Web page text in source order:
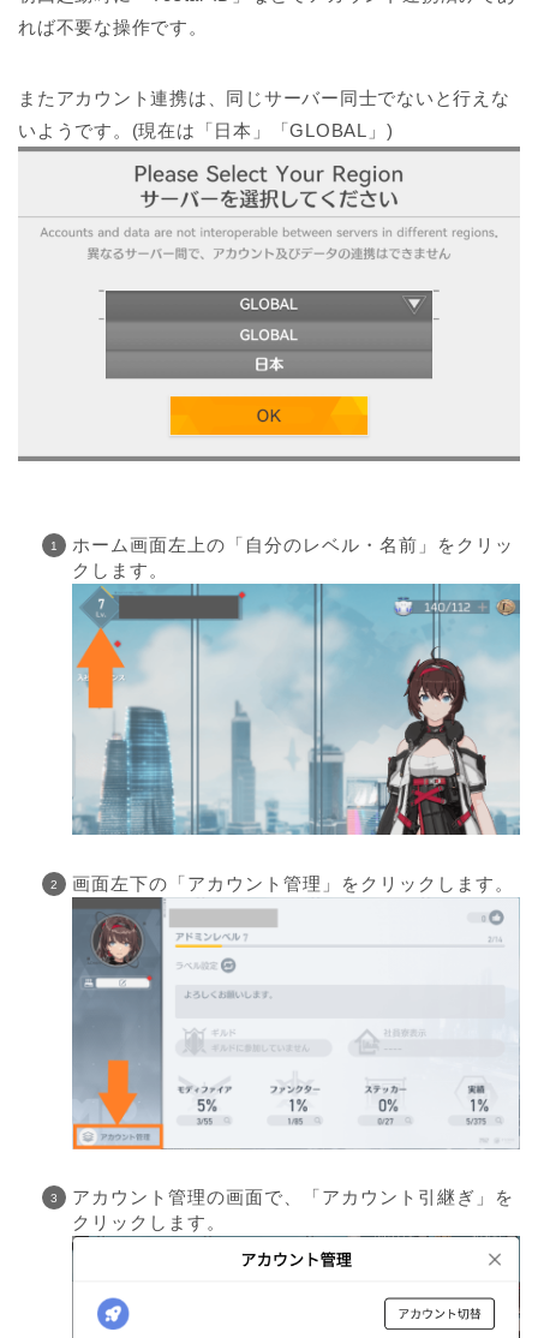
れば不要な操作です。
またアカウント連携は、同じサーバー同士でないと行えな
いようです。(現在は「日本」「GLOBAL」)
ホーム画面左上の「自分のレベル・名前」をクリッ
クします。
画面左下の「アカウント管理」をクリックします。
アカウント管理の画面で、「アカウント引継ぎ」を
クリックします。